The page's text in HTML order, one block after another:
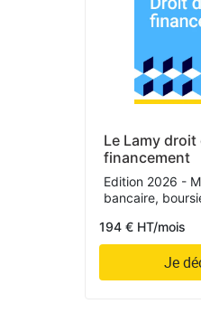
Le Lamy droit
financement
Edition 2026 -
bancaire,
194 € HT/mois
Je